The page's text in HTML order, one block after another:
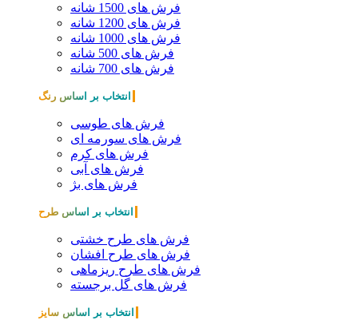
فرش های 1500 شانه
فرش های 1200 شانه
فرش های 1000 شانه
فرش های 500 شانه
فرش های 700 شانه
انتخاب بر اساس رنگ
فرش های طوسی
فرش های سورمه ای
فرش های کرم
فرش های آبی
فرش های بژ
انتخاب بر اساس طرح
فرش های طرح خشتی
فرش های طرح افشان
فرش های طرح ریزماهی
فرش های گل برجسته
انتخاب بر اساس سایز